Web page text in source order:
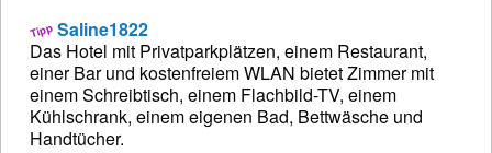
Saline1822
Das Hotel mit Privatparkplätzen, einem Restaurant,
einer Bar und kostenfreiem WLAN bietet Zimmer mit
einem Schreibtisch, einem Flachbild-TV, einem
Kühlschrank, einem eigenen Bad, Bettwäsche und
Handtücher.